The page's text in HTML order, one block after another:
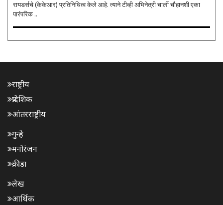
रायडर्सचे (केकेआर) प्रतिनिधित्व केले आहे. त्याने टीव्ही अभिनेत्री चार्ली चौहानशी एका
पारंपरिक ..
राष्ट्रीय
प्रादेशिक
आंतरराष्ट्रीय
गुन्हे
मनोरंजन
क्रीडा
लेख
आर्थिक